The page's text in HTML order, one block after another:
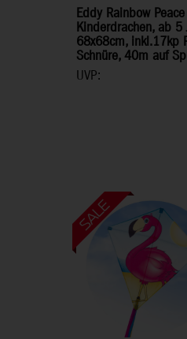
Eddy Rainbow
Kinderdrachen, ab 5
68x68cm, inkl.17kp
Schnüre, 40m auf
UVP: